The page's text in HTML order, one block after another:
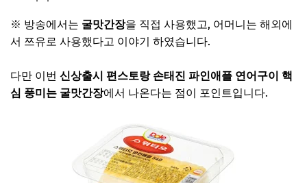
※ 방송에서는 굴맛간장을 직접 사용했고, 어머니는 해외에
서 쯔유로 사용했다고 이야기 하였습니다.
다만 이번 신상출시 편스토랑 손태진 파인애플 연어구이 핵
심 풍미는 굴맛간장에서 나온다는 점이 포인트입니다.